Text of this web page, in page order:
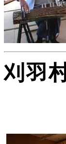
刈羽